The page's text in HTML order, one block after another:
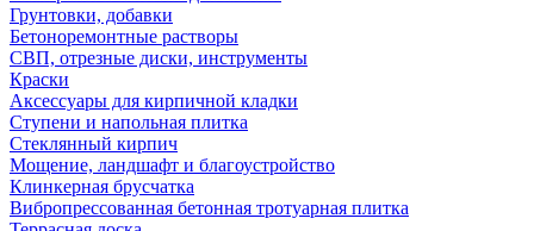
Грунтовки, добавки
Бетоноремонтные растворы
СВП, отрезные диски, инструменты
Краски
Аксессуары для кирпичной кладки
Ступени и напольная плитка
Cтеклянный кирпич
Мощение, ландшафт и благоустройство
Клинкерная брусчатка
Вибропрессованная бетонная тротуарная плитка